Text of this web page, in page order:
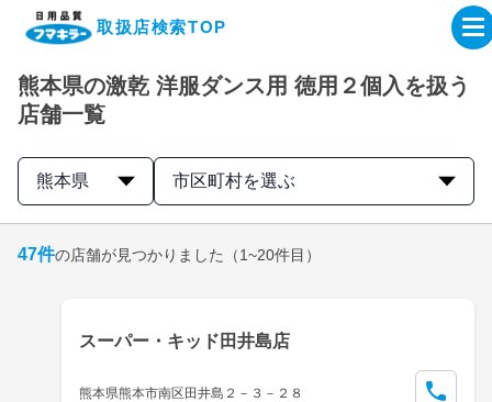
取扱店検索TOP
企業・IR情報サイト
製品情報サイト
取扱店検索はこちら
熊本県の激乾 洋服ダンス用 徳用２個入を扱う
店舗一覧
熊本県 市区町村を選ぶ
47件の店舗が見つかりました （1~20件目）
スーパー・キッド田井島店
熊本県熊本市南区田井島２－３－２８